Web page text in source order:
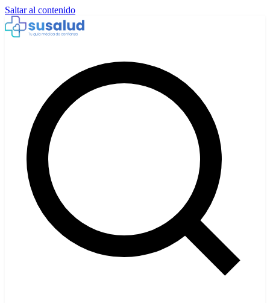
Saltar al contenido